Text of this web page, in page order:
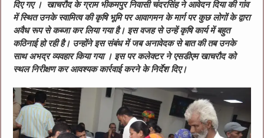
दिए गए । खाचरौद के ग्राम भीकमपुर निवासी चंदरसिंह ने आवेदन दिया की गांव
में स्थित उनके स्‍वामित्‍व की कृषि भूमि पर आवागमन के मार्ग पर कुछ लोगों के द्वारा
अवैध रूप से कब्जा कर लिया गया है। इस वजह से उन्‍हें कृषि कार्य में बहुत
कठिनाई हो रही है। उन्‍होंने इस संबंध में जब अनावेदक से बात की तब उनके
साथ अभद्र व्यवहार किया गया । इस पर कलेक्टर ने एसडीएम खाचरौद को
स्थल निरीक्षण कर आवश्‍यक कार्रवाई करने के निर्देश दिए।